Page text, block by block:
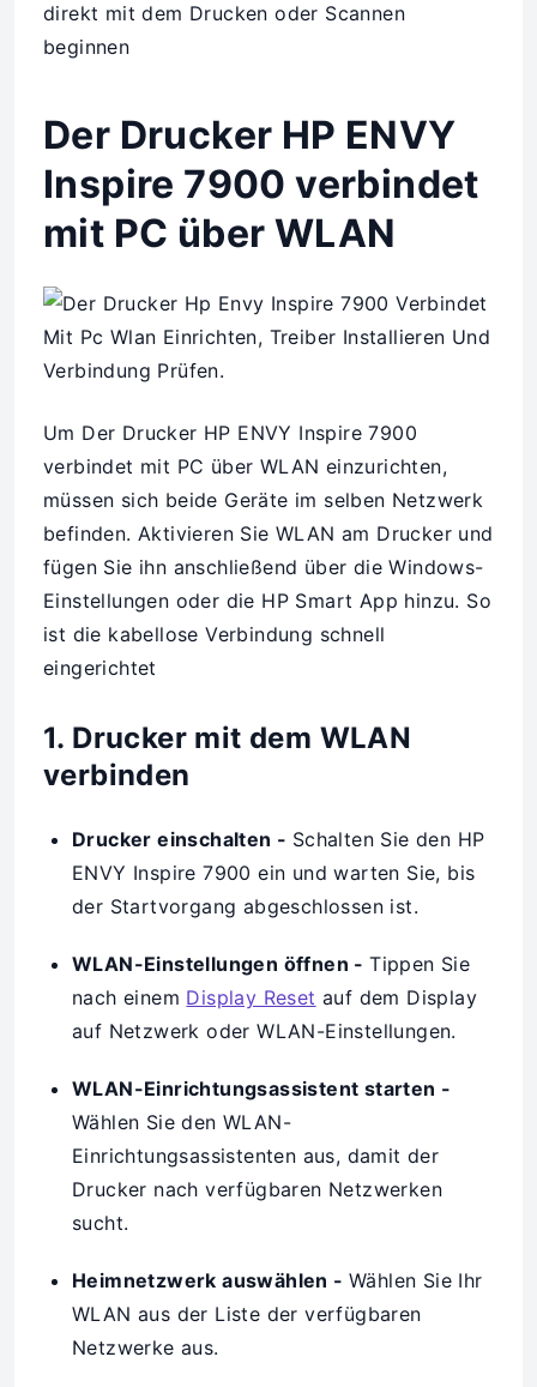
direkt mit dem Drucken oder Scannen
beginnen
Der Drucker HP ENVY
Inspire 7900 verbindet
mit PC über WLAN
Um Der Drucker HP ENVY Inspire 7900
verbindet mit PC über WLAN einzurichten,
müssen sich beide Geräte im selben Netzwerk
befinden. Aktivieren Sie WLAN am Drucker und
fügen Sie ihn anschließend über die Windows-
Einstellungen oder die HP Smart App hinzu. So
ist die kabellose Verbindung schnell
eingerichtet
1. Drucker mit dem WLAN
verbinden
Drucker einschalten - Schalten Sie den HP
ENVY Inspire 7900 ein und warten Sie, bis
der Startvorgang abgeschlossen ist.
WLAN-Einstellungen öffnen -Tippen Sie
nach einem Display Reset auf dem Display
auf Netzwerk oder WLAN-Einstellungen.
WLAN-Einrichtungsassistent starten -
Wählen Sie den WLAN-
Einrichtungsassistenten aus, damit der
Drucker nach verfügbaren Netzwerken
sucht.
Heimnetzwerk auswählen - Wählen Sie Ihr
WLAN aus der Liste der verfügbaren
Netzwerke aus.